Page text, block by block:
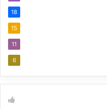
18
15
11
6